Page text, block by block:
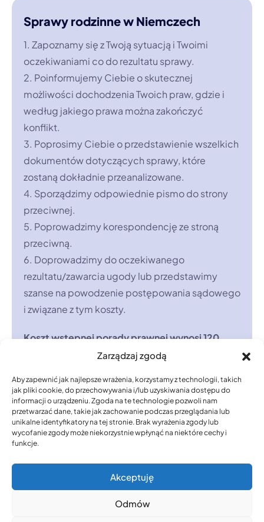
Zarządzaj zgodą
Aby zapewnić jak najlepsze wrażenia, korzystamy z technologii, takich
jak pliki cookie, do przechowywania i/lub uzyskiwania dostępu do
informacji o urządzeniu. Zgoda na te technologie pozwoli nam
przetwarzać dane, takie jak zachowanie podczas przeglądania lub
unikalne identyfikatory na tej stronie. Brak wyrażenia zgody lub
wycofanie zgody może niekorzystnie wpłynąć na niektóre cechy i
funkcje.
Akceptuję
Odmów
Sprawy rodzinne w Niemczech
1. Zapoznamy się z Twoją sytuacją i Twoimi
oczekiwaniami co do rezultatu sprawy.
2. Poinformujemy Ciebie o skutecznej
możliwości dochodzenia Twoich praw, gdzie i
według jakiego prawa można zakończyć
konflikt.
3. Poprosimy Ciebie o przedstawienie wszelkich
dokumentów dotyczących sprawy, które
zostaną dokładnie przeanalizowane.
4. Sporządzimy odpowiednie pismo do strony
przeciwnej.
5. Poprowadzimy korespondencję ze stroną
przeciwną.
6. Doprowadzimy do oczekiwanego
rezultatu/zawarcia ugody lub przedstawimy
szanse na powodzenie postępowania sądowego
i związane z tym koszty.
Koszt wstępnej porady prawnej wynosi 120
Euro netto – podczas porady wycenione
Niemiecki
© 2026 . All rights
reserved. * Szczecin –